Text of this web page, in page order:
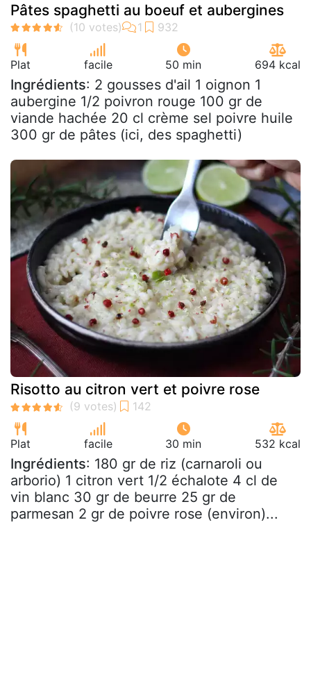
Pâtes spaghetti au boeuf et aubergines
Plat facile 50 min 694 kcal
Ingrédients: 2 gousses d'ail 1 oignon 1
aubergine 1/2 poivron rouge 100 gr de
viande hachée 20 cl crème sel poivre huile
300 gr de pâtes (ici, des spaghetti)
Risotto au citron vert et poivre rose
Plat facile 30 min 532 kcal
Ingrédients: 180 gr de riz (carnaroli ou
arborio) 1 citron vert 1/2 échalote 4 cl de
vin blanc 30 gr de beurre 25 gr de
parmesan 2 gr de poivre rose (environ)...